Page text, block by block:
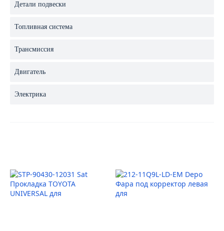
Детали подвески
Топливная система
Трансмиссия
Двигатель
Электрика